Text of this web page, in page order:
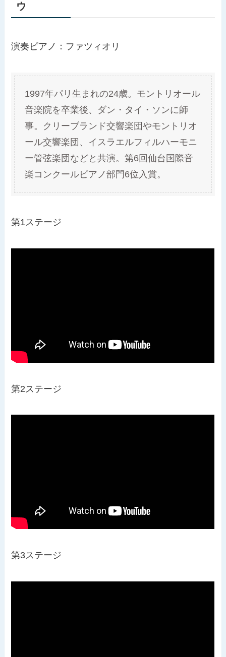
ウ
演奏ピアノ：ファツィオリ
1997年パリ生まれの24歳。モントリオール
音楽院を卒業後、ダン・タイ・ソンに師
事。クリーブランド交響楽団やモントリオ
ール交響楽団、イスラエルフィルハーモニ
ー管弦楽団などと共演。第6回仙台国際音
楽コンクールピアノ部門6位入賞。
第1ステージ
第2ステージ
第3ステージ